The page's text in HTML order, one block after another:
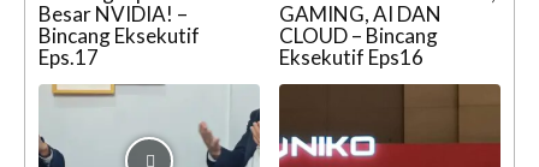
Besar NVIDIA! –
Bincang Eksekutif
Eps.17
GAMING, AI DAN
CLOUD – Bincang
Eksekutif Eps16